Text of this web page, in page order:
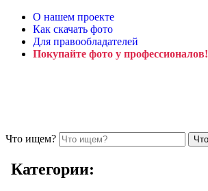
О нашем проекте
Как скачать фото
Для правообладателей
Покупайте фото у профессионалов!
Что ищем?
Категории: